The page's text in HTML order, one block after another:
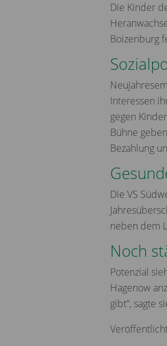
Die Kinder
Boizenburg
Interessen
gegen
Bühne
Bezahlung
Die VS
neben dem
Noch
Potenzial
Hagenow
gibt“, sagte